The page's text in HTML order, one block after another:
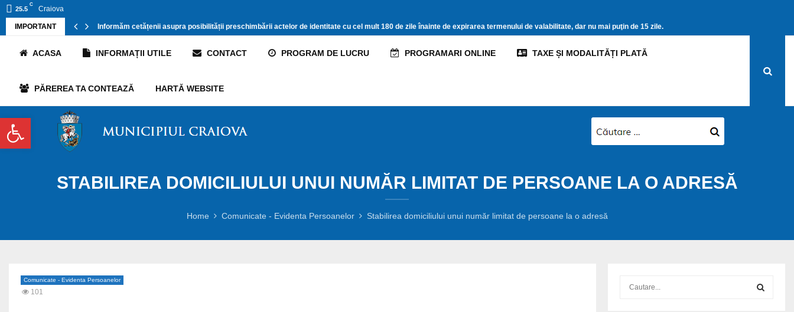
Deschide bara de unelte
25.5
C
Craiova
IMPORTANT Informăm cetățenii asupra posibilității preschimbării actelor de identitate cu cel mult 180 de zile înainte de expirarea termenului de valabilitate, dar nu mai puţin de 15 zile.
ACASA INFORMAȚII UTILE CONTACT PROGRAM DE LUCRU PROGRAMARI ONLINE TAXE ȘI MODALITĂȚI PLATĂ
PĂREREA TA CONTEAZĂ HARTĂ WEBSITE
STABILIREA DOMICILIULUI UNUI NUMĂR LIMITAT DE PERSOANE LA O ADRESĂ
Home Comunicate - Evidenta Persoanelor Stabilirea domiciliului unui număr limitat de persoane la o adresă
Comunicate - Evidenta Persoanelor
101